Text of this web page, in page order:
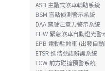
ASB 主動式煞車輔助系統
BSM 盲點偵測警示系統
DAA 駕駛注意力警示系統
EHW 緊急煞車自動燈光警
EPB 電動駐煞車 (出發自
ETSR 進階號誌辨識系統
FCW 前方碰撞預警系統